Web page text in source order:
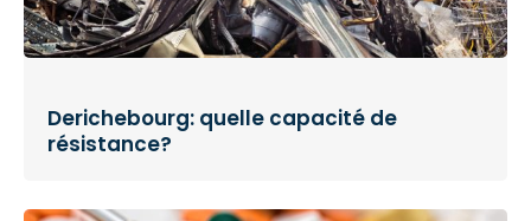
Derichebourg: quelle capacité de
résistance?